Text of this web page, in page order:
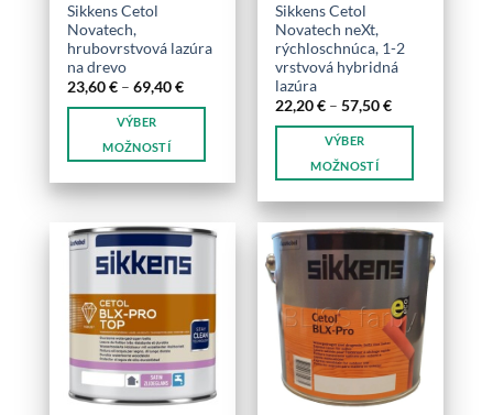
Sikkens Cetol
Novatech,
hrubovrstvová lazúra
na drevo
23,60€ – 69,40€Price
23,60 €
VÝBER
MOŽNOSTÍ
produkt
viacero
variantov.
si
môžete
vybrať
na
stránke
Sikkens Cetol
Novatech neXt,
rýchloschnúca, 1-2
vrstvová hybridná
lazúra
22,20€ – 57,50€Price
22,20 €
VÝBER
MOŽNOSTÍ
produkt
má
viacero
variantov.
Možnosti
si
môžete
vybrať
na